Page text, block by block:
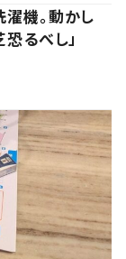
機。動かし
るべし」